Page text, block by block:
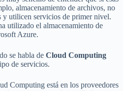
almacenamiento de archivos, no
y utilicen servicios de primer nivel.
utilizado el almacenamiento de
Azure.
se habla de Cloud Computing
de servicios.
Computing está en los proveedores